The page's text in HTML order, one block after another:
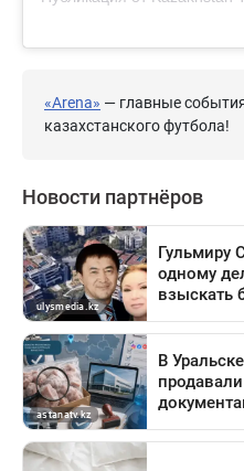
«Arena» — главные
казахстанского футбола!